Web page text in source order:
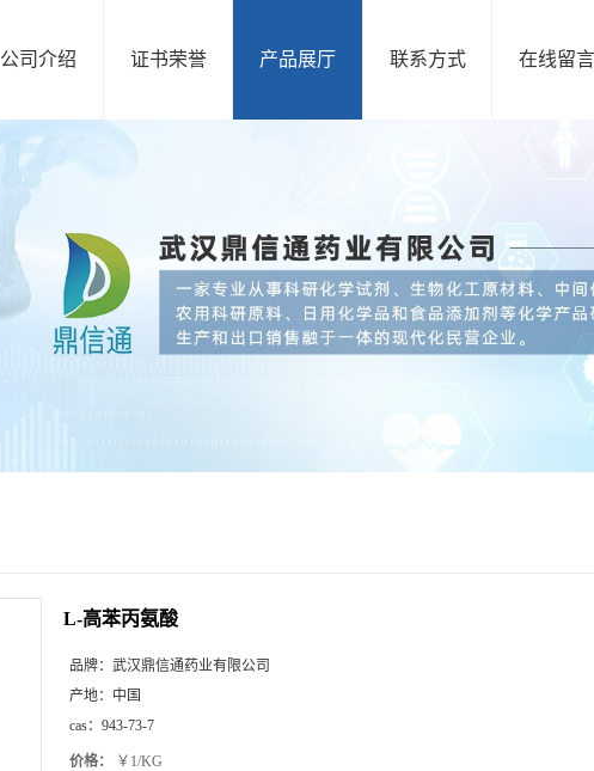
公司介绍 证书荣誉 产品展厅 联系方式 在线留言
L-高苯丙氨酸
品牌： 武汉鼎信通药业有限公司
产地： 中国
cas： 943-73-7
价格： ￥1/KG